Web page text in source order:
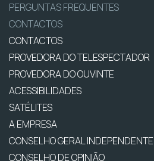
PERGUNTAS FREQUENTES
CONTACTOS
CONTACTOS
PROVEDORA DO TELESPECTADOR
PROVEDORA DO OUVINTE
ACESSIBILIDADES
SATÉLITES
A EMPRESA
CONSELHO GERAL INDEPENDENTE
CONSELHO DE OPINIÃO